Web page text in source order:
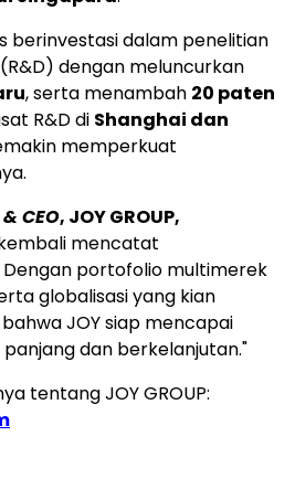
berinvestasi dalam penelitian
dengan meluncurkan
, serta menambah 20 paten
R&D di Shanghai dan
memperkuat
CEO, JOY GROUP,
mencatat
portofolio multimerek
globalisasi yang kian
JOY siap mencapai
dan berkelanjutan."
tentang JOY GROUP: